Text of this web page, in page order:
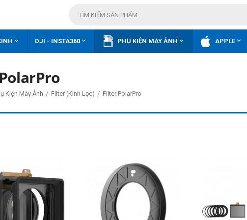
 DJI - INSTA360  PHỤ KIỆN MÁY ẢNH  APPLE
Kiện Máy Ảnh / Filter (Kính Lọc) / Filter PolarPro